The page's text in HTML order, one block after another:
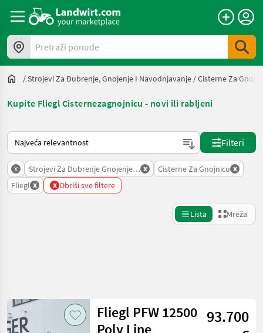
Pretraži ponude
/Strojevi Za Đubrenje, Gnojenje I Navodnjavanje /Cisterne Za
Kupite Fliegl Cisternezagnojnicu - novi ili rabljeni
Način na koji sortira Landwirt.com
Filteri
x Strojevi Za Dubrenje Gnojenje I Navodnjavanje
x Cisterne Za Gnojnicu x
Fliegl x x Obriši sve filtere
Lista Mreža
Kategorija 4 Država Filteri
Fliegl PFW 12500
Poly Line
93.700